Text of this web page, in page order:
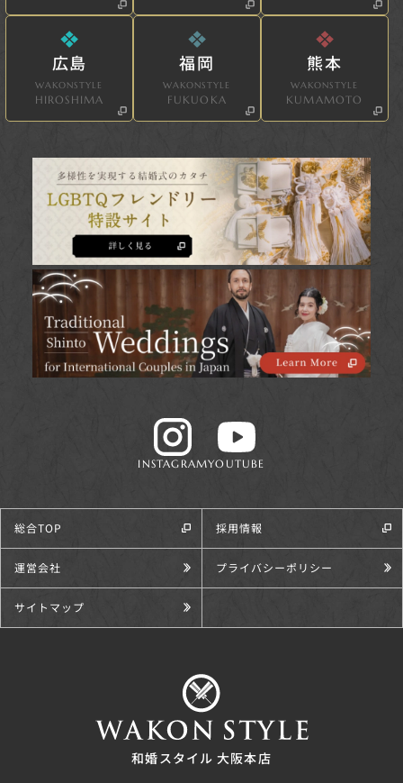
広島
WAKONSTYLE
HIROSHIMA
福岡
WAKONSTYLE
FUKUOKA
熊本
WAKONSTYLE
KUMAMOTO
INSTAGRAMYOUTUBE
総合TOP 採用情報
運営会社 プライバシーポリシー
サイトマップ
和婚スタイル 大阪本店